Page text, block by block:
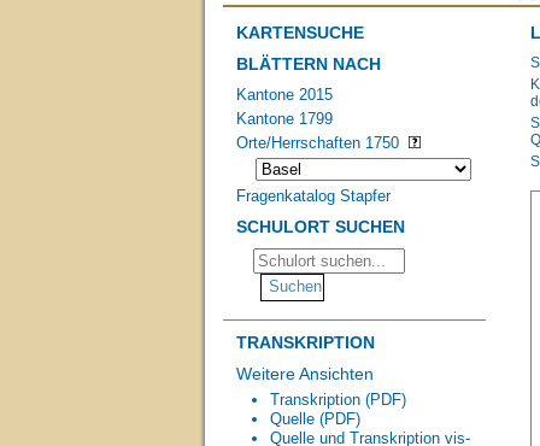
KARTENSUCHE
BLÄTTERN NACH
Kantone 2015
Kantone 1799
Orte/Herrschaften 1750
Fragenkatalog Stapfer
SCHULORT SUCHEN
TRANSKRIPTION
Weitere Ansichten
Transkription (PDF)
Quelle (PDF)
Quelle und Transkription vis-